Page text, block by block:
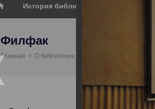
История библиотеки_2
Филфак
Главная О библиотеке